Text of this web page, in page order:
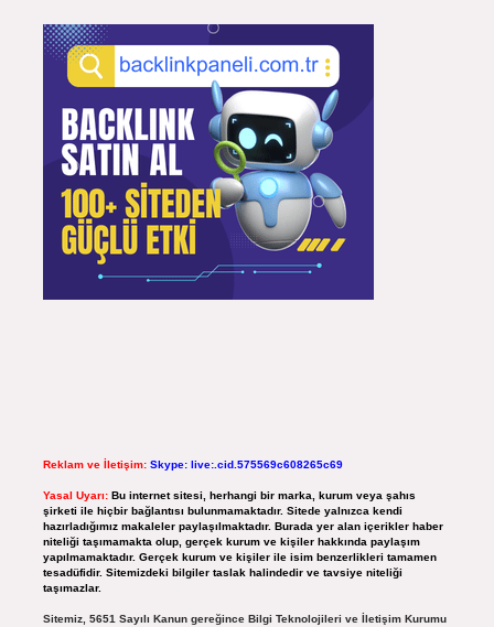
Reklam ve İletişim: Skype: live:.cid.575569c608265c69
Yasal Uyarı: Bu internet sitesi, herhangi bir marka, kurum veya şahıs
şirketi ile hiçbir bağlantısı bulunmamaktadır. Sitede yalnızca kendi
hazırladığımız makaleler paylaşılmaktadır. Burada yer alan içerikler haber
niteliği taşımamakta olup, gerçek kurum ve kişiler hakkında paylaşım
yapılmamaktadır. Gerçek kurum ve kişiler ile isim benzerlikleri tamamen
tesadüfidir. Sitemizdeki bilgiler taslak halindedir ve tavsiye niteliği
taşımazlar.
Sitemiz, 5651 Sayılı Kanun gereğince Bilgi Teknolojileri ve İletişim Kurumu